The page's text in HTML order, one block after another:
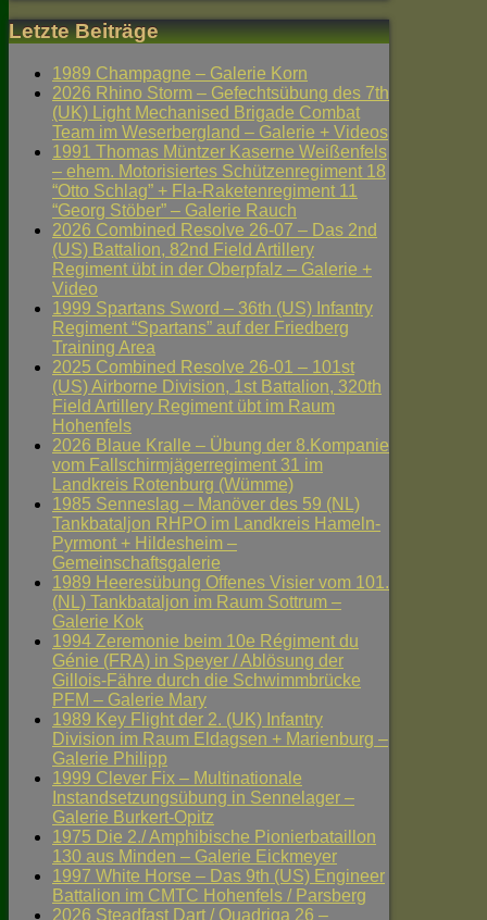
Letzte Beiträge
1989 Champagne – Galerie Korn
2026 Rhino Storm – Gefechtsübung des 7th
(UK) Light Mechanised Brigade Combat
Team im Weserbergland – Galerie + Videos
1991 Thomas Müntzer Kaserne Weißenfels
– ehem. Motorisiertes Schützenregiment 18
“Otto Schlag” + Fla-Raketenregiment 11
“Georg Stöber” – Galerie Rauch
2026 Combined Resolve 26-07 – Das 2nd
(US) Battalion, 82nd Field Artillery
Regiment übt in der Oberpfalz – Galerie +
Video
1999 Spartans Sword – 36th (US) Infantry
Regiment “Spartans” auf der Friedberg
Training Area
2025 Combined Resolve 26-01 – 101st
(US) Airborne Division, 1st Battalion, 320th
Field Artillery Regiment übt im Raum
Hohenfels
2026 Blaue Kralle – Übung der 8.Kompanie
vom Fallschirmjägerregiment 31 im
Landkreis Rotenburg (Wümme)
1985 Senneslag – Manöver des 59 (NL)
Tankbataljon RHPO im Landkreis Hameln-
Pyrmont + Hildesheim –
Gemeinschaftsgalerie
1989 Heeresübung Offenes Visier vom 101.
(NL) Tankbataljon im Raum Sottrum –
Galerie Kok
1994 Zeremonie beim 10e Régiment du
Génie (FRA) in Speyer / Ablösung der
Gillois-Fähre durch die Schwimmbrücke
PFM – Galerie Mary
1989 Key Flight der 2. (UK) Infantry
Division im Raum Eldagsen + Marienburg –
Galerie Philipp
1999 Clever Fix – Multinationale
Instandsetzungsübung in Sennelager –
Galerie Burkert-Opitz
1975 Die 2./ Amphibische Pionierbataillon
130 aus Minden – Galerie Eickmeyer
1997 White Horse – Das 9th (US) Engineer
Battalion im CMTC Hohenfels / Parsberg
2026 Steadfast Dart / Quadriga 26 –